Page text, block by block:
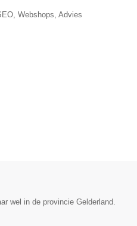
Webshops, Advies
wel in de provincie Gelderland.